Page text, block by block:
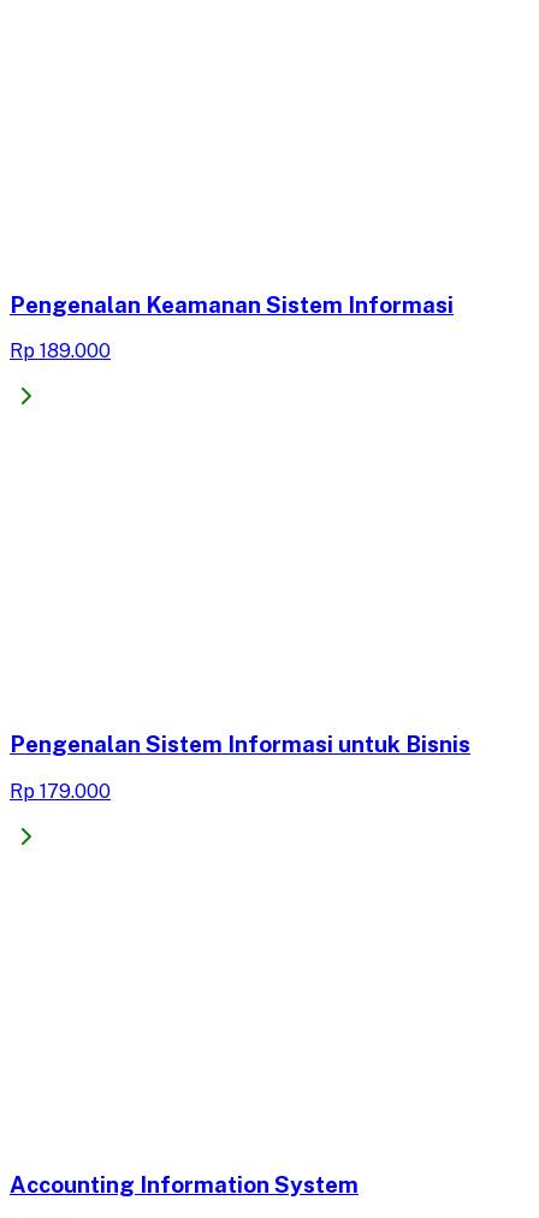
Pengenalan Keamanan Sistem Informasi
Rp 189.000
Pengenalan Sistem Informasi untuk Bisnis
Rp 179.000
Accounting Information System